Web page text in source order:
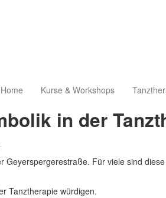
Home Kurse & Workshops
in der
Für viele sind
Tanztherapie würdigen.